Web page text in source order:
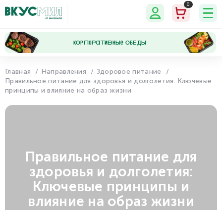
Мои
данные
Мои
заказы
Программа
лояльности
Настройки
0
кОрПоРаТиВнЫе ОбЕдЫ
Главная Направления
Здоровое питание
Правильное питание для здоровья и долголетия: Ключевые
принципы и влияние на образ жизни
Правильное питание для
здоровья и долголетия:
Ключевые принципы и
влияние на образ жизни